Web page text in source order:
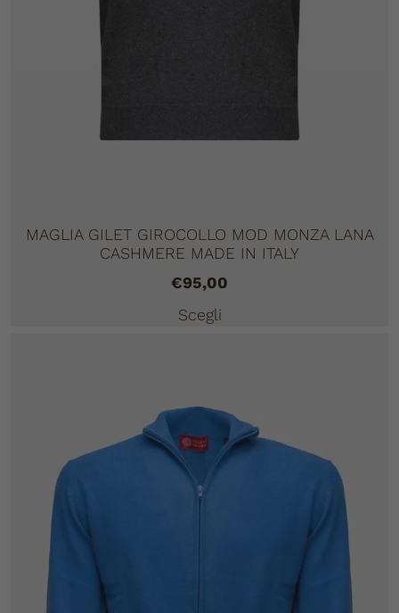
MAGLIA GILET GIROCOLLO MOD MONZA LANA
CASHMERE MADE IN ITALY
€95,00
Scegli